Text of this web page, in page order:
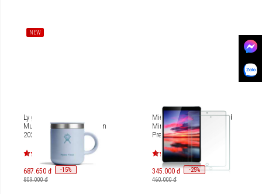
NEW
Ly giữ nhiệt Hydro Flask
Mug 6 OZ (178 ml) (Season
2025) M6CPC
687.650 đ -15%
809.000 đ
Miếng dán cường lực iPad
Mini 6 Mipow Kingbull
Premium HD 2.7D BJ308
345.000 đ -25%
460.000 đ